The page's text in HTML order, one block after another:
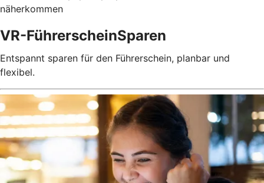
näherkommen
VR-FührerscheinSparen
Entspannt sparen für den Führerschein, planbar und
flexibel.